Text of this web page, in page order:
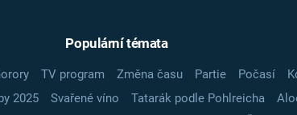
Populární témata
TV program Změna času Partie Počasí
2025 Svařené víno Tatarák podle Pohlreicha